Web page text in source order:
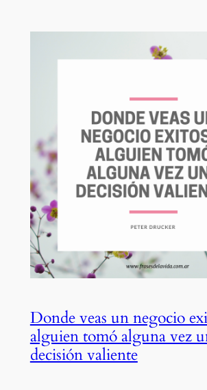
Donde veas un negocio
alguien tomó alguna vez
decisión valiente